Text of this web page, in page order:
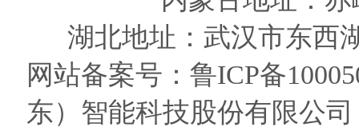
湖北地址：武汉市东西
网站备案号： 鲁ICP备
东）智能科技股份有限公司